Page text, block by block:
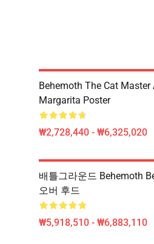
Behemoth The Cat Master
Margarita Poster
₩2,728,440 - ₩6,325,020
배틀그라운드 Behemoth
오버 후드
₩5,918,510 - ₩6,883,110